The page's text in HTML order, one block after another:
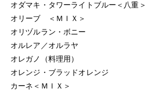
オダマキ・タワーライトブルー＜八重＞
オリーブ ＜ＭＩＸ＞
オリヅルラン・ボニー
オルレア／オルラヤ
オレガノ（料理用）
オレンジ・ブラッドオレンジ
カーネ＜ＭＩＸ＞